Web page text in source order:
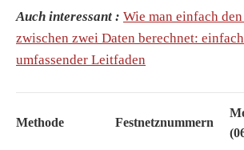
Auch interessant : Wie man einfach
zwischen zwei Daten berechnet:
umfassender Leitfaden
Methode Festnetznummern